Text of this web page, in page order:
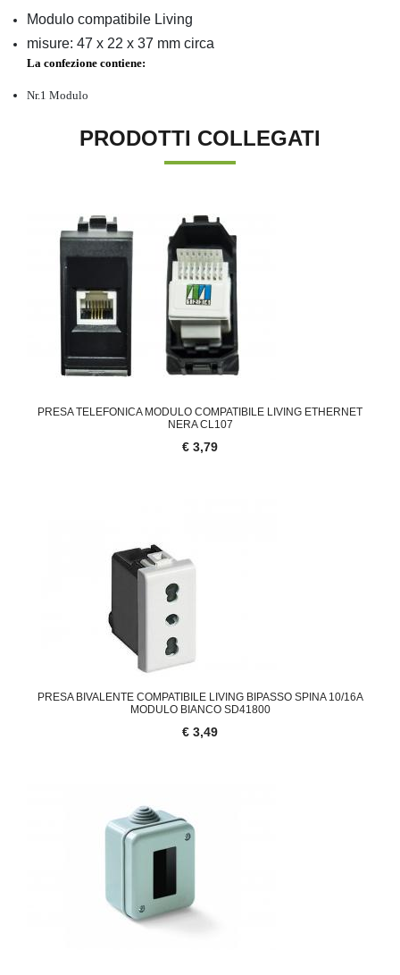
Modulo compatibile Living
misure: 47 x 22 x 37 mm circa
La confezione contiene:
Nr.1 Modulo
PRODOTTI COLLEGATI
PRESA TELEFONICA MODULO COMPATIBILE LIVING ETHERNET
NERA CL107
€ 3,79
PRESA BIVALENTE COMPATIBILE LIVING BIPASSO SPINA 10/16A
MODULO BIANCO SD41800
€ 3,49